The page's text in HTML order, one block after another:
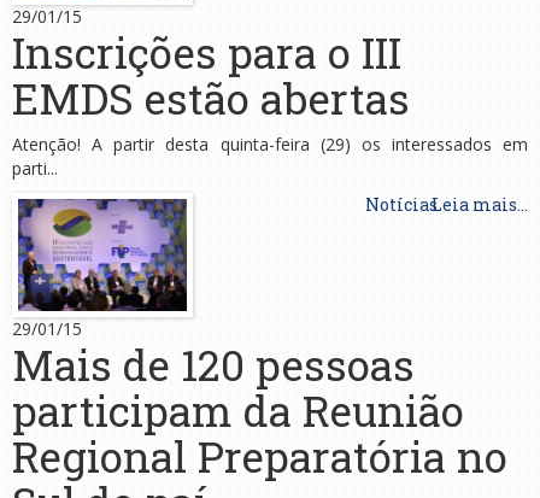
29/01/15
Inscrições para o III
EMDS estão abertas
Atenção! A partir desta quinta-feira (29) os interessados em
parti...
NotíciasLeia mais...
29/01/15
Mais de 120 pessoas
participam da Reunião
Regional Preparatória no